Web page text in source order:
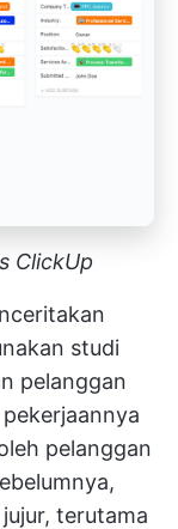
ClickUp
studi
pelanggan
pelanggan
terutama